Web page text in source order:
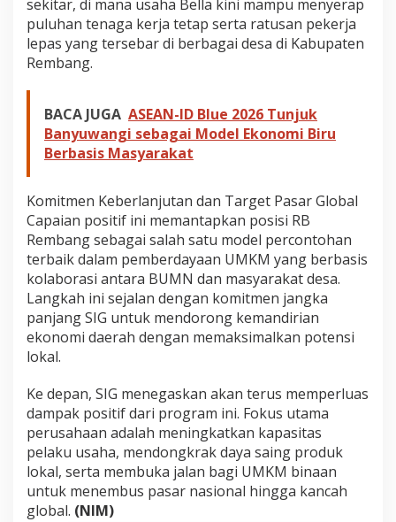
sekitar, di mana usaha Bella kini mampu menyerap
puluhan tenaga kerja tetap serta ratusan pekerja
lepas yang tersebar di berbagai desa di Kabupaten
Rembang.
BACA JUGA ASEAN-ID Blue 2026 Tunjuk
Banyuwangi sebagai Model Ekonomi Biru
Berbasis Masyarakat
Komitmen Keberlanjutan dan Target Pasar Global
Capaian positif ini memantapkan posisi RB
Rembang sebagai salah satu model percontohan
terbaik dalam pemberdayaan UMKM yang berbasis
kolaborasi antara BUMN dan masyarakat desa.
Langkah ini sejalan dengan komitmen jangka
panjang SIG untuk mendorong kemandirian
ekonomi daerah dengan memaksimalkan potensi
lokal.
Ke depan, SIG menegaskan akan terus memperluas
dampak positif dari program ini. Fokus utama
perusahaan adalah meningkatkan kapasitas
pelaku usaha, mendongkrak daya saing produk
lokal, serta membuka jalan bagi UMKM binaan
untuk menembus pasar nasional hingga kancah
global. (NIM)